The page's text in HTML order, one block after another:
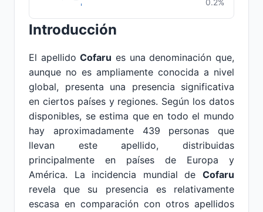
0.2%
Introducción
El apellidoCofaru es una denominación que,
aunque no es ampliamente conocida a nivel
global, presenta una presencia significativa
en ciertos países y regiones. Según los datos
disponibles, se estima que en todo el mundo
hay aproximadamente 439 personas que
llevan este apellido, distribuidas
principalmente en países de Europa y
América. La incidencia mundial de Cofaru
revela que su presencia es relativamente
escasa en comparación con otros apellidos